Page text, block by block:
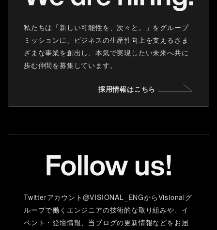
私たちは「新しい可能性を、次々と。」をグループ
ミッションに、ビジネスの生産性向上を支えるさま
ざまな事業を創出し、本気で実現したい未来へ共に
歩む仲間を募集しています。
採用情報はこちら
Twitterアカウント@VISIONAL_ENGからVisionalグ
ループで働くエンジニアの技術的な取り組みや、イ
ベント・登壇情報、当ブログの更新情報などをお届